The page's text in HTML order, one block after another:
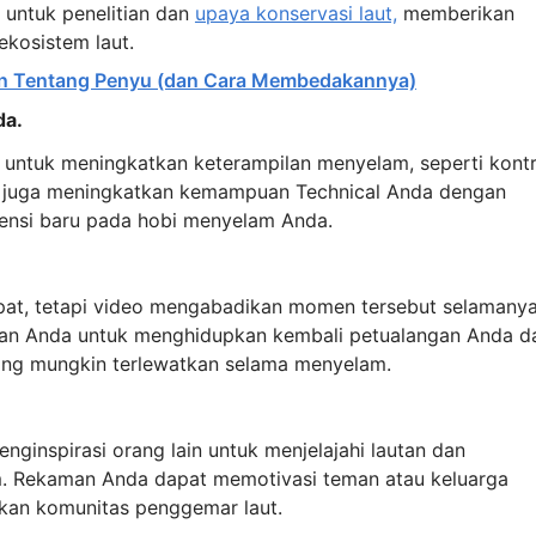
penelitian dan upaya konservasi laut, memberikan
laut.
Tentang Penyu (dan Cara Membedakannya)
meningkatkan keterampilan menyelam, seperti
meningkatkan kemampuan Technical Anda dengan
baru pada hobi menyelam Anda.
tetapi video mengabadikan momen tersebut
Anda untuk menghidupkan kembali petualangan Anda
mungkin terlewatkan selama menyelam.
orang lain untuk menjelajahi lautan dan
Anda dapat memotivasi teman atau keluarga
komunitas penggemar laut.